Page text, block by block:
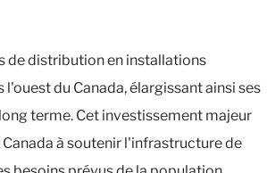
de distribution en installations
du Canada, élargissant ainsi ses
terme. Cet investissement majeur
à soutenir l'infrastructure de